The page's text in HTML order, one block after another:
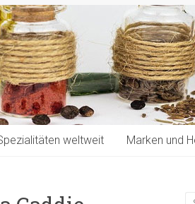
weltweit Marken und